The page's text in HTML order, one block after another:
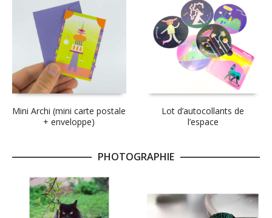
Mini Archi (mini carte postale
+ enveloppe)
Lot d’autocollants de
l’espace
PHOTOGRAPHIE